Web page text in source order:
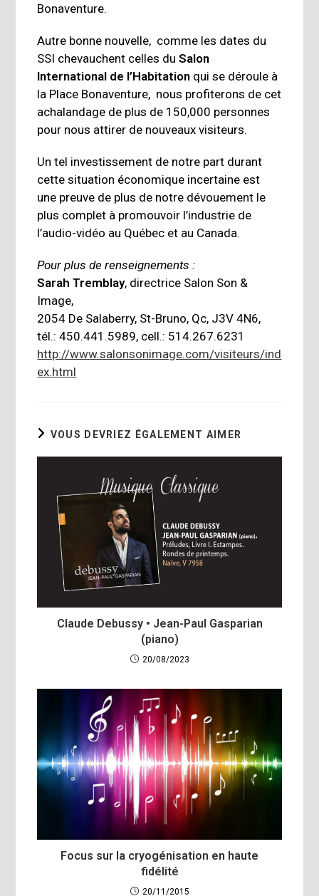
Bonaventure.
Autre bonne nouvelle, comme les dates du
SSI chevauchent celles duSalon
International de l’Habitation qui se déroule à
la Place Bonaventure, nous profiterons de cet
achalandage de plus de 150,000 personnes
pour nous attirer de nouveaux visiteurs.
Un tel investissement de notre part durant
cette situation économique incertaine est
une preuve de plus de notre dévouement le
plus complet à promouvoir l’industrie de
l’audio-vidéo au Québec et au Canada.
Pour plus de renseignements :
Sarah Tremblay, directrice Salon Son &
Image,
2054 De Salaberry, St-Bruno, Qc, J3V 4N6,
tél.: 450.441.5989, cell.: 514.267.6231
http://www.salonsonimage.com/visiteurs/ind
ex.html
VOUS DEVRIEZ ÉGALEMENT AIMER
Claude Debussy • Jean-Paul Gasparian
(piano)
20/08/2023
Focus sur la cryogénisation en haute
fidélité
20/11/2015